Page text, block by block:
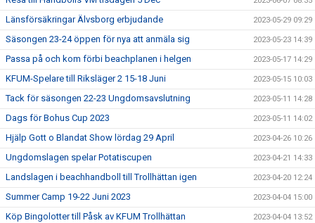
Länsförsäkringar Älvsborg erbjudande 2023-05-29 09:29
Säsongen 23-24 öppen för nya att anmäla sig 2023-05-23 14:39
Passa på och kom förbi beachplanen i helgen 2023-05-17 14:29
KFUM-Spelare till Riksläger 2 15-18 Juni 2023-05-15 10:03
Tack för säsongen 22-23 Ungdomsavslutning 2023-05-11 14:28
Dags för Bohus Cup 2023 2023-05-11 14:02
Hjälp Gott o Blandat Show lördag 29 April 2023-04-26 10:26
Ungdomslagen spelar Potatiscupen 2023-04-21 14:33
Landslagen i beachhandboll till Trollhättan igen 2023-04-20 12:24
Summer Camp 19-22 Juni 2023 2023-04-04 15:00
Köp Bingolotter till Påsk av KFUM Trollhättan 2023-04-04 13:52